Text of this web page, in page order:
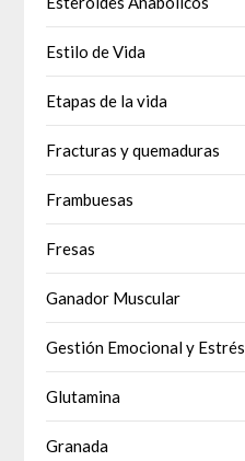
Estilo de Vida
Etapas de la vida
Fracturas y quemaduras
Frambuesas
Fresas
Ganador Muscular
Gestión Emocional y Estrés
Glutamina
Granada